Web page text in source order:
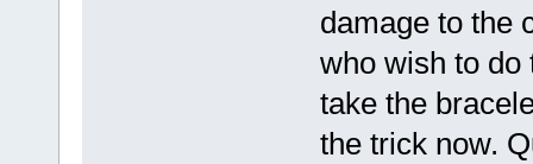
damage to the
who wish to do
take the
the trick now.